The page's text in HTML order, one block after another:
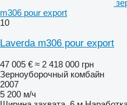
m306 pour export
10
Laverda m306 pour export
47 005 € ≈ 2 418 000 грн
Зерноуборочный комбайн
2007
5 200 м/ч